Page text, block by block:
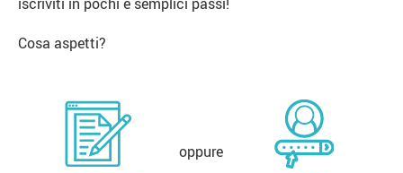
iscriviti in pochi e semplici passi!
Cosa aspetti?
oppure